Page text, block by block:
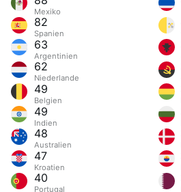
Mexiko
82
Spanien
63
Argentinien
62
Niederlande
49
Belgien
49
Indien
48
Australien
47
Kroatien
40
Portugal